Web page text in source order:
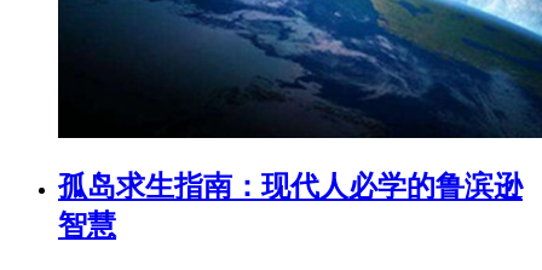
孤岛求生指南：现代人必学的鲁滨逊
智慧